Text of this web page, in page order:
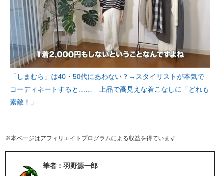
「しまむら」は40・50代にあわない？→スタイリストが本気で
コーディネートすると…… 上品で高見えな着こなしに「どれも
素敵！」
※本ページはアフィリエイトプログラムによる収益を得ています
筆者：羽野源一郎